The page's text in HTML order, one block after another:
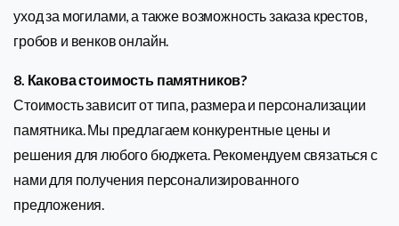
уход за могилами, а также возможность заказа крестов,
гробов и венков онлайн.
8. Какова стоимость памятников?
Стоимость зависит от типа, размера и персонализации
памятника. Мы предлагаем конкурентные цены и
решения для любого бюджета. Рекомендуем связаться с
нами для получения персонализированного
предложения.